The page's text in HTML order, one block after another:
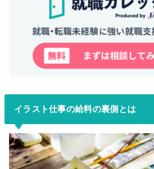
イラスト仕事の給料の裏側とは